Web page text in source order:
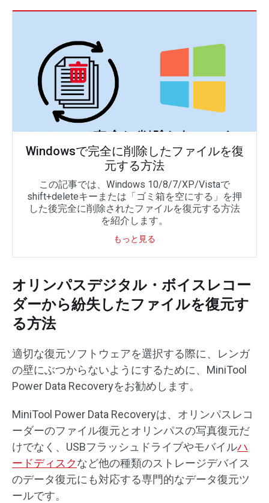
Windowsで完全に削除したファイルを復
元する方法
この記事では、Windows 10/8/7/XP/Vistaで
shift+deleteキーまたは「ゴミ箱を空にする」を押
した後完全に削除されたファイルを復元する方法
を紹介します。
もっと見る
オリンパスデジタル・ボイスレコー
ダーから紛失したファイルを復元す
る方法
適切な復元ソフトウェアを選択する際に、レンガ
の壁にぶつからないようにするために、MiniTool
Power Data Recoveryをお勧めします。
MiniTool Power Data Recoveryは、オリンパスレコ
ーダーのファイル復元とオリンパスの写真復元だ
けでなく、USBフラッシュドライブやモバイルハ
ードディスクなど他の種類のストレージデバイス
のデータ復元にも対応する専門的なデータ復元ツ
ールです。